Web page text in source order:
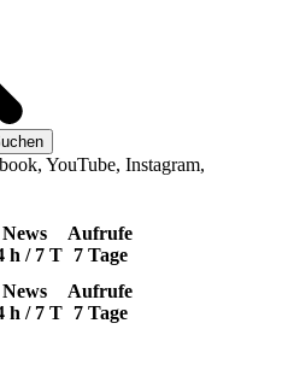
YouTube, Instagram,
News
h / 7 T
Aufrufe
7 Tage
News
h / 7 T
Aufrufe
7 Tage